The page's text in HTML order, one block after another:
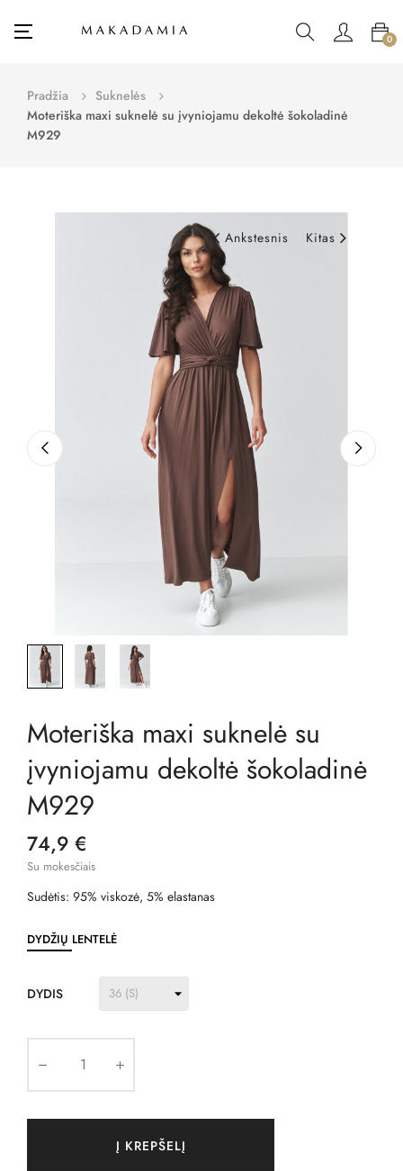
Toggle
☰ 0
Pradžia
Suknelės
Moteriška maxi suknelė su įvyniojamu dekoltė šokoladinė
M929
Ankstesnis Kitas
Moteriška maxi suknelė su
įvyniojamu dekoltė šokoladinė
M929
74,9 €
Su mokesčiais
Sudėtis: 95% viskozė, 5% elastanas
DYDŽIŲ LENTELĖ
DYDIS
Į KREPŠELĮ